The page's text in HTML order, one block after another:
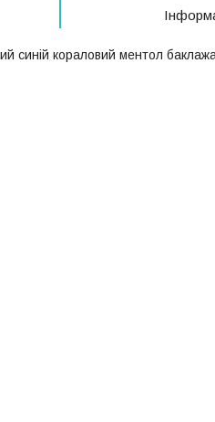
синій кораловий ментол